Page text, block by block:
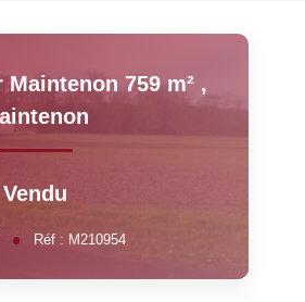
759 m² ,
Vendu
Réf : M210954